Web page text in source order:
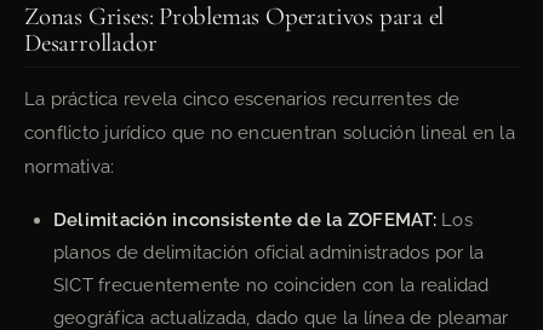
Zonas Grises: Problemas Operativos para el
Desarrollador
La práctica revela cinco escenarios recurrentes de
conflicto jurídico que no encuentran solución lineal en la
normativa:
Delimitación inconsistente de la ZOFEMAT:Los
planos de delimitación oficial administrados por la
SICT frecuentemente no coinciden con la realidad
geográfica actualizada, dado que la línea de pleamar